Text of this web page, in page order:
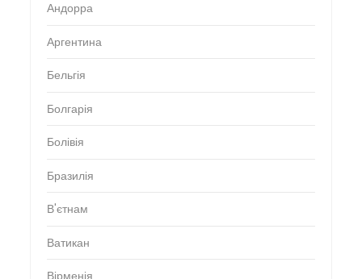
Андорра
Аргентина
Бельгія
Болгарія
Болівія
Бразилія
В'єтнам
Ватикан